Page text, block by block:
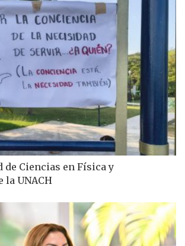
de Ciencias en Física y
la UNACH